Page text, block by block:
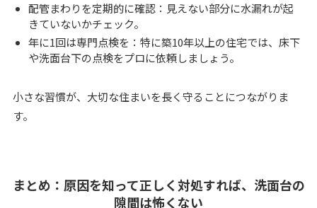
配管まわりを定期的に確認：見えない部分に水漏れが起
きていないかチェック。
年に1回は専門点検を：特に築10年以上の住宅では、床下
や洗面台下の点検をプロに依頼しましょう。
小さな習慣が、大切な住まいを長く守ることにつながりま
す。
まとめ：原因を知って正しく対処すれば、洗面台の
隙間は怖くない